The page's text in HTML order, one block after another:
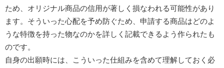
ため、オリジナル商品の信用が著しく損なわれる可能性があり
ます。そういった心配を予め防ぐため、申請する商品はどのよ
うな特徴を持った物なのかを詳しく記載できるよう作られたも
のです。
自身の出願時には、こういった仕組みを含めて理解しておく必